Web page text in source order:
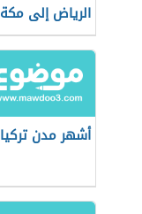
الرياض إلى مكة
أشهر مدن تركيا